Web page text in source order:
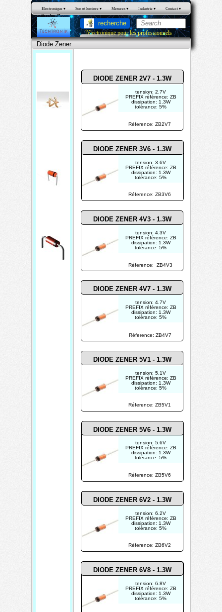
Electronique ▾ Son et lumiere ▾ Mesures ▾ Industrie ▾ Contact ▾
recherche
l'électronique pour les professionnels
Diode Zener
Réference: ZB5V1
tension: 5.1V
PREFIX référence: ZB
dissipation: 1.3W
tolérance: 5%
DIODE ZENER 5V1 - 1.3W
tension: 4.7V
PREFIX référence: ZB
dissipation: 1.3W
tolérance: 5%
Réference: ZB4V7
DIODE ZENER 4V7 - 1.3W
DIODE ZENER 5V6 - 1.3W
tension: 5.6V
PREFIX référence: ZB
dissipation: 1.3W
tolérance: 5%
tension: 6.2V
PREFIX référence: ZB
dissipation: 1.3W
tolérance: 5%
tension: 4.3V
PREFIX référence: ZB
dissipation: 1.3W
tolérance: 5%
Réference: ZB4V3
Réference: ZB6V2
DIODE ZENER 6V2 - 1.3W
DIODE ZENER 4V3 - 1.3W
DIODE ZENER 2V7 - 1.3W
Réference: ZB3V6
DIODE ZENER 3V6 - 1.3W
tension: 3.6V
PREFIX référence: ZB
dissipation: 1.3W
tolérance: 5%
tension: 6.8V
PREFIX référence: ZB
dissipation: 1.3W
tolérance: 5%
DIODE ZENER 6V8 - 1.3W
Réference: ZB5V6
diode Zener
tension: 2.7V
PREFIX référence: ZB
dissipation: 1.3W
tolérance: 5%
Réference: ZB2V7